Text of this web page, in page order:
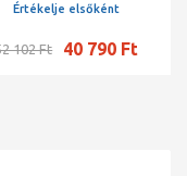
Értékelje elsőként
102 Ft 40 790 Ft